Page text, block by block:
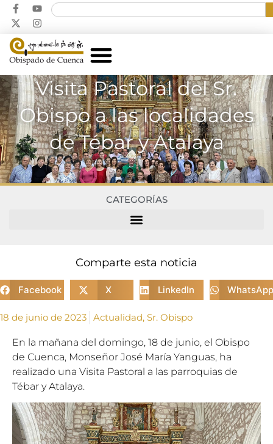
Visita Pastoral del Sr.
Obispo a las localidades
de Tébar y Atalaya
CATEGORÍAS
Comparte esta noticia
Facebook X LinkedIn WhatsApp
18 de junio de 2023 Actualidad, Sr. Obispo
En la mañana del domingo, 18 de junio, el Obispo
de Cuenca, Monseñor José María Yanguas, ha
realizado una Visita Pastoral a las parroquias de
Tébar y Atalaya.